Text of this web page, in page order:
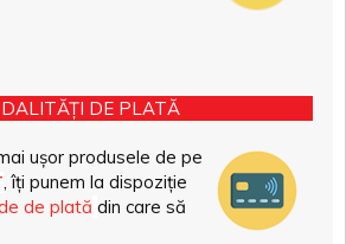
DE PLATĂ
ușor produsele de pe
, îți punem la dispoziție
de plată din care să